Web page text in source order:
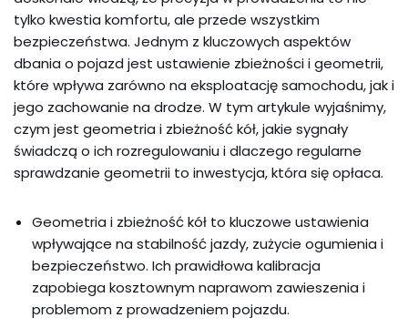
tylko kwestia komfortu, ale przede wszystkim
bezpieczeństwa. Jednym z kluczowych aspektów
dbania o pojazd jest ustawienie zbieżności i geometrii,
które wpływa zarówno na eksploatację samochodu, jak i
jego zachowanie na drodze. W tym artykule wyjaśnimy,
czym jest geometria i zbieżność kół, jakie sygnały
świadczą o ich rozregulowaniu i dlaczego regularne
sprawdzanie geometrii to inwestycja, która się opłaca.
Geometria i zbieżność kół to kluczowe ustawienia
wpływające na stabilność jazdy, zużycie ogumienia i
bezpieczeństwo. Ich prawidłowa kalibracja
zapobiega kosztownym naprawom zawieszenia i
problemom z prowadzeniem pojazdu.